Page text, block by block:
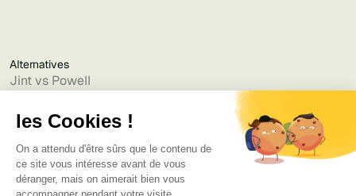
Alternatives
Jint vs Powell
Jint vs Jamespot
Jint vs Jalios
Jint vs Intranet.ai
Jint vs Akumina
Jint vs Interact